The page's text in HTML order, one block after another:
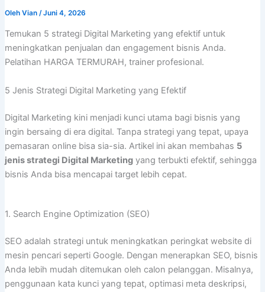
Oleh Vian /Juni 4, 2026
Temukan 5 strategi Digital Marketing yang efektif untuk
meningkatkan penjualan dan engagement bisnis Anda.
Pelatihan HARGA TERMURAH, trainer profesional.
5 Jenis Strategi Digital Marketing yang Efektif
Digital Marketing kini menjadi kunci utama bagi bisnis yang
ingin bersaing di era digital. Tanpa strategi yang tepat, upaya
pemasaran online bisa sia-sia. Artikel ini akan membahas 5
jenis strategi Digital Marketingyang terbukti efektif, sehingga
bisnis Anda bisa mencapai target lebih cepat.
1. Search Engine Optimization (SEO)
SEO adalah strategi untuk meningkatkan peringkat website di
mesin pencari seperti Google. Dengan menerapkan SEO, bisnis
Anda lebih mudah ditemukan oleh calon pelanggan. Misalnya,
penggunaan kata kunci yang tepat, optimasi meta deskripsi,